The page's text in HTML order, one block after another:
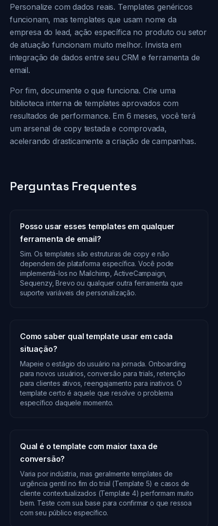
Personalize com dados reais. Templates genéricos
funcionam, mas templates que usam nome da
empresa do lead, ação específica no produto ou setor
de atuação funcionam muito melhor. Invista em
integração de dados entre seu CRM e ferramenta de
email.
Por fim, documente o que funciona. Crie uma
biblioteca interna de templates aprovados com
resultados de performance. Em 6 meses, você terá
um arsenal de copy testada e comprovada,
acelerando drasticamente a criação de campanhas.
Perguntas Frequentes
Posso usar esses templates em qualquer
ferramenta de email?
Sim. Os templates são estruturas de copy e não
dependem de plataforma específica. Você pode
implementá-los no Mailchimp, ActiveCampaign,
Sequenzy, Brevo ou qualquer outra ferramenta que
suporte variáveis de personalização.
Como saber qual template usar em cada
situação?
Mapeie o estágio do usuário na jornada. Onboarding
para novos usuários, conversão para trials, retenção
para clientes ativos, reengajamento para inativos. O
template certo é aquele que resolve o problema
específico daquele momento.
Qual é o template com maior taxa de
conversão?
Varia por indústria, mas geralmente templates de
urgência gentil no fim do trial (Template 5) e casos de
cliente contextualizados (Template 4) performam muito
bem. Teste com sua base para confirmar o que ressoa
com seu público específico.